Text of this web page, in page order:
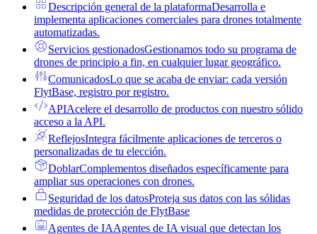
Descripción general de la plataformaDesarrolla e
implementa aplicaciones comerciales para drones totalmente
automatizadas.
Servicios gestionadosGestionamos todo su programa de
drones de principio a fin, en cualquier lugar geográfico.
ComunicadosLo que se acaba de enviar: cada versión
FlytBase, registro por registro.
APIAcelere el desarrollo de productos con nuestro sólido
acceso a la API.
ReflejosIntegra fácilmente aplicaciones de terceros o
personalizadas de tu elección.
DoblarComplementos diseñados específicamente para
ampliar sus operaciones con drones.
Seguridad de los datosProteja sus datos con las sólidas
medidas de protección de FlytBase
Agentes de IAAgentes de IA visual que detectan los